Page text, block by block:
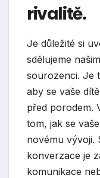
rivalitě.
Je důležité si
sdělujeme
sourozenci. Je
aby se vaše
před porodem.
tom, jak se
novému vývoji.
konverzace je
komunikace